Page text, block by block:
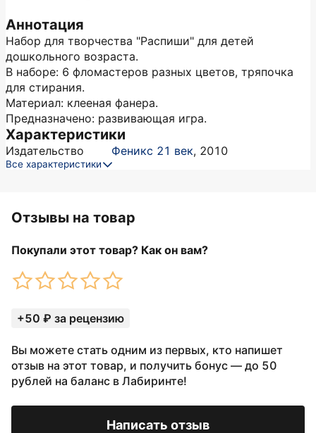
Аннотация
Набор для творчества "Распиши" для детей
дошкольного возраста.
В наборе: 6 фломастеров разных цветов, тряпочка
для стирания.
Материал: клееная фанера.
Предназначено: развивающая игра.
Характеристики
Издательство Феникс 21 век, 2010
Все характеристики
Отзывы на товар
Покупали этот товар? Как он вам?
+50 ₽ за рецензию
Вы можете стать одним из первых, кто напишет
отзыв на этот товар, и получить бонус — до 50
рублей на баланс в Лабиринте!
Написать отзыв